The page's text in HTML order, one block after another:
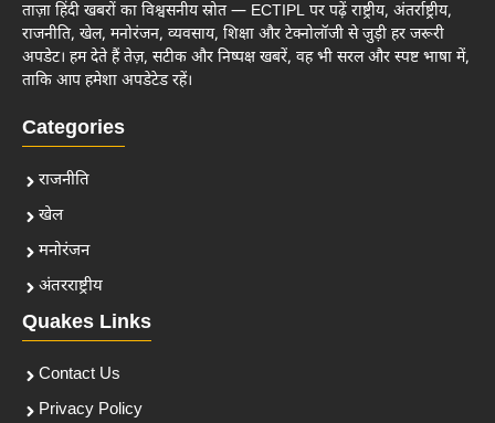
ताज़ा हिंदी खबरों का विश्वसनीय स्रोत — ECTIPL पर पढ़ें राष्ट्रीय, अंतर्राष्ट्रीय,
राजनीति, खेल, मनोरंजन, व्यवसाय, शिक्षा और टेक्नोलॉजी से जुड़ी हर जरूरी
अपडेट। हम देते हैं तेज़, सटीक और निष्पक्ष खबरें, वह भी सरल और स्पष्ट भाषा में,
ताकि आप हमेशा अपडेटेड रहें।
Categories
राजनीति
खेल
मनोरंजन
अंतरराष्ट्रीय
Quakes Links
Contact Us
Privacy Policy